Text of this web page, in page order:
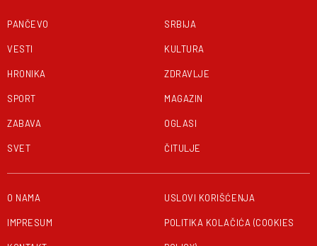
PANČEVO
VESTI
HRONIKA
SPORT
ZABAVA
SVET
SRBIJA
KULTURA
ZDRAVLJE
MAGAZIN
OGLASI
ČITULJE
O NAMA
IMPRESUM
USLOVI KORIŠĆENJA
POLITIKA KOLAČIĆA (COOKIES